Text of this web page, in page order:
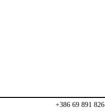
+386 69 891 826